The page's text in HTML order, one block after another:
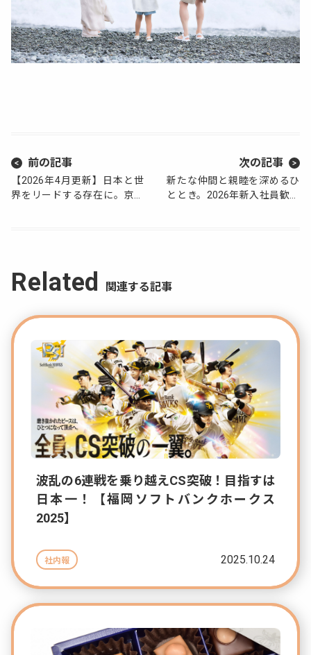
前の記事
【2026年4月更新】日本と世
界をリードする存在に。京急
次の記事
新たな仲間と親睦を深めるひ
ととき。2026年新入社員歓迎
Related 関連する記事
波乱の6連戦を乗り越えCS突破！目指すは
日本一！【福岡ソフトバンクホークス
2025】
社内報 2025.10.24